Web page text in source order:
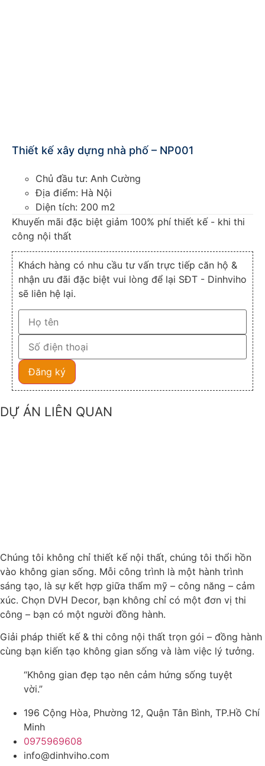
Thiết kế xây dựng nhà phố – NP001
Chủ đầu tư: Anh Cường
Địa điểm: Hà Nội
Diện tích: 200 m2
Khuyến mãi đặc biệt giảm 100% phí thiết kế - khi thi
công nội thất
Khách hàng có nhu cầu tư vấn trực tiếp căn hộ &
nhận ưu đãi đặc biệt vui lòng để lại SĐT - Dinhviho
sẽ liên hệ lại.
Đăng ký
DỰ ÁN LIÊN QUAN
Chúng tôi không chỉ thiết kế nội thất, chúng tôi thổi hồn
vào không gian sống. Mỗi công trình là một hành trình
sáng tạo, là sự kết hợp giữa thẩm mỹ – công năng – cảm
xúc. Chọn DVH Decor, bạn không chỉ có một đơn vị thi
công – bạn có một người đồng hành.
Giải pháp thiết kế & thi công nội thất trọn gói – đồng hành
cùng bạn kiến tạo không gian sống và làm việc lý tưởng.
“Không gian đẹp tạo nên cảm hứng sống tuyệt
vời.”
196 Cộng Hòa, Phường 12, Quận Tân Bình, TP.Hồ Chí
Minh
0975969608
info@dinhviho.com